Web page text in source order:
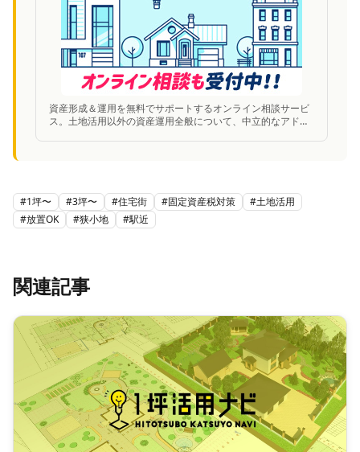
資産形成＆運用を無料でサポートするオンライン相談サービ
ス。土地活用以外の資産運用全般について、中立的なアドバ
#1坪〜 #3坪〜 #住宅街 #固定資産税対策 #土地活用
#放置OK #狭小地 #駅近
関連記事